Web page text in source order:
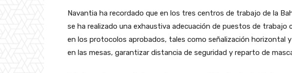
Navantia ha recordado que en los tres centros de trabajo de la
se ha realizado una exhaustiva adecuación de puestos de trabajo
en los protocolos aprobados, tales como señalización horizontal
en las mesas, garantizar distancia de seguridad y reparto de